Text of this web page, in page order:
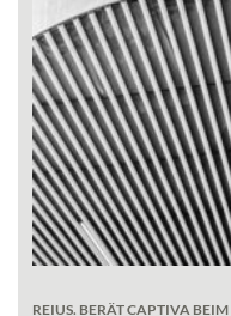
REIUS. BERÄT CAPTIVA